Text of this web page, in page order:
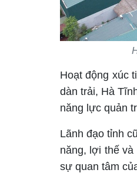
Hoạt động xúc
dàn trải, Hà
năng lực quản
Lãnh đạo tỉnh
năng, lợi thế
sự quan tâm